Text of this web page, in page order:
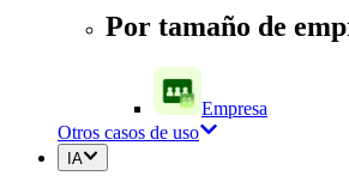
Por tamaño de
Empresa
Otros casos de uso
IA